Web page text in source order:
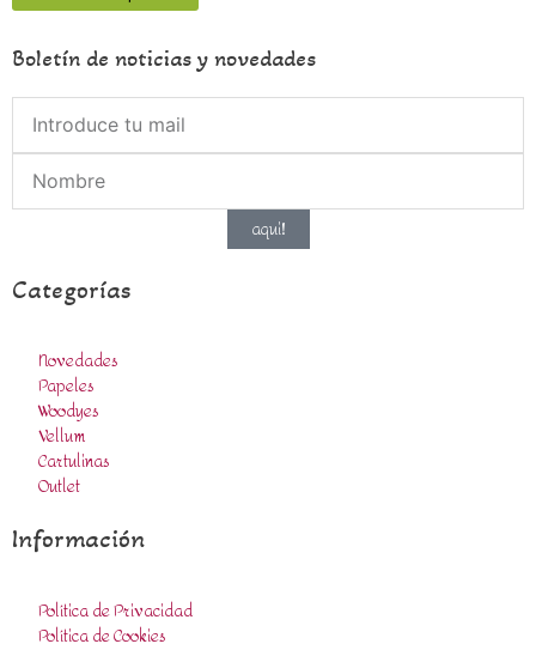
Boletín de noticias y novedades
aqui!
Categorías
Novedades
Papeles
Woodyes
Vellum
Cartulinas
Outlet
Información
Política de Privacidad
Política de Cookies